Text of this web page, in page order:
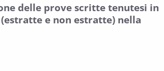
delle prove scritte tenutesi in
e non estratte) nella